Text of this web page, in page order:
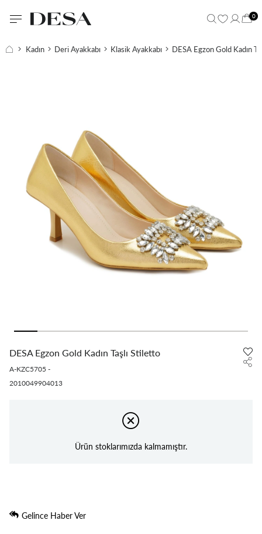
0
Kadın Deri Ayakkabı Klasik Ayakkabı DESA Egzon Gold Kadın
DESA Egzon Gold Kadın Taşlı Stiletto
A-KZC5705 -
2010049904013
Ürün stoklarımızda kalmamıştır.
Gelince Haber Ver